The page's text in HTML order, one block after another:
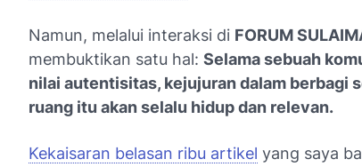
Namun, melalui interaksi di FORUM
membuktikan satu hal: Selama sebuah
nilai autentisitas, kejujuran dalam berbagi
ruang itu akan selalu hidup dan relevan.
Kekaisaran belasan ribu artikel yang saya